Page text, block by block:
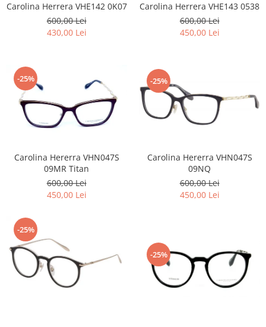
Carolina Herrera VHE142 0K07
600,00 Lei
430,00 Lei
Carolina Herrera VHE143 0538
600,00 Lei
450,00 Lei
-25%
Carolina Hererra VHN047S
09MR Titan
600,00 Lei
450,00 Lei
-25%
Carolina Hererra VHN047S
09NQ
600,00 Lei
450,00 Lei
-25%
-25%